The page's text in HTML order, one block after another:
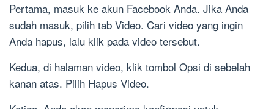
Pertama, masuk ke akun Facebook Anda. Jika Anda
sudah masuk, pilih tab Video. Cari video yang ingin
Anda hapus, lalu klik pada video tersebut.
Kedua, di halaman video, klik tombol Opsi di sebelah
kanan atas. Pilih Hapus Video.